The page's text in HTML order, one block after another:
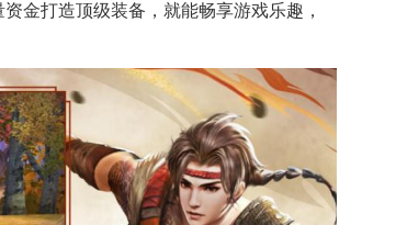
金打造顶级装备，就能畅享游戏乐趣，